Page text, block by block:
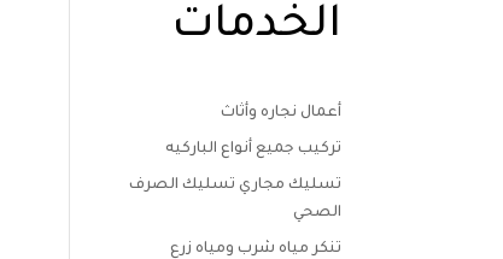
الخدمات
أعمال نجاره وأثاث
تركيب جميع أنواع الباركيه
تسليك مجاري تسليك الصرف
الصحي
تنكر مياه شرب ومياه زرع